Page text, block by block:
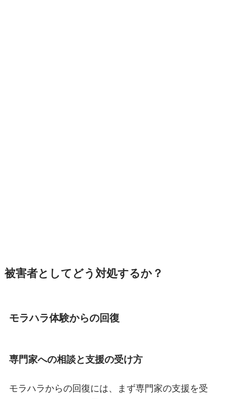
被害者としてどう対処するか？
モラハラ体験からの回復
専門家への相談と支援の受け方
モラハラからの回復には、まず専門家の支援を受